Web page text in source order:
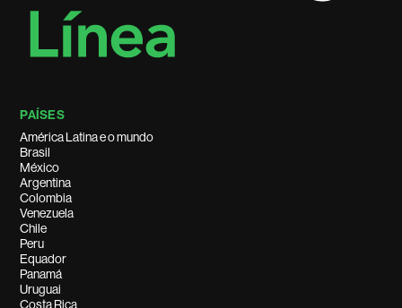
PAÍSES
América Latina e o mundo
Brasil
México
Argentina
Colombia
Venezuela
Chile
Peru
Equador
Panamá
Uruguai
Costa Rica